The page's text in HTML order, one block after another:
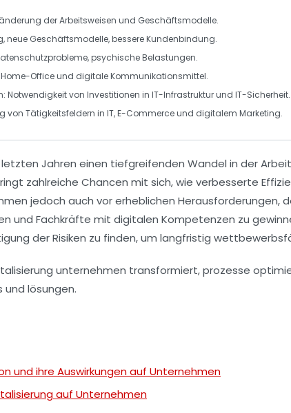
der Arbeitsweisen und Geschäftsmodelle.
neue Geschäftsmodelle, bessere Kundenbindung.
psychische Belastungen.
Home-Officeund digitale Kommunikationsmittel.
: Notwendigkeit von Investitionen in IT-Infrastrukturund IT-Sicherheit.
von Tätigkeitsfeldern in IT,E-Commerceund digitalem Marketing.
Jahren einen tiefgreifenden Wandel in der
zahlreiche Chancen mit sich, wie verbesserte
jedoch auch vor erheblichen Herausforderungen,
und Fachkräfte mit digitalen Kompetenzen zu
der Risiken zu finden, um langfristig
und ihre Auswirkungen auf Unternehmen
auf Unternehmen